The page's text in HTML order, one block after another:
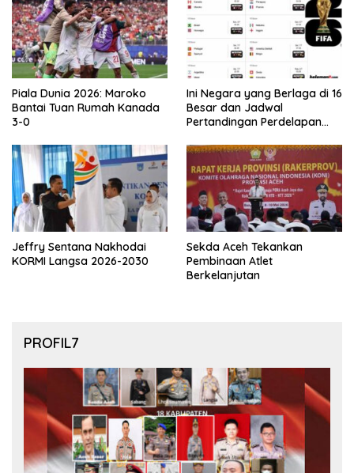
Piala Dunia 2026: Maroko
Bantai Tuan Rumah Kanada
3-0
Ini Negara yang Berlaga di 16
Besar dan Jadwal
Pertandingan Perdelapan
Jeffry Sentana Nakhodai
KORMI Langsa 2026-2030
Sekda Aceh Tekankan
Pembinaan Atlet
Berkelanjutan
PROFIL7